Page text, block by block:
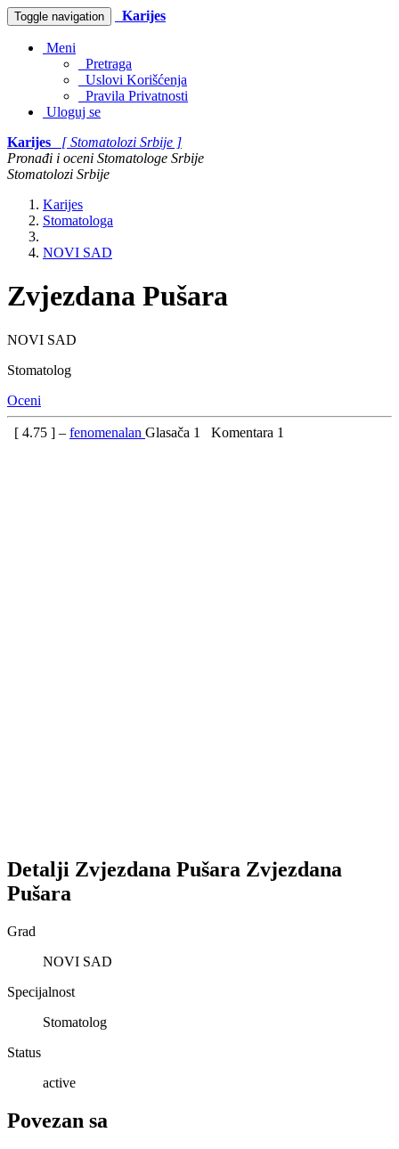
Toggle navigation Karijes
Meni
Pretraga
Uslovi Korišćenja
Pravila Privatnosti
Uloguj se
Karijes
[ Stomatolozi Srbije ]
Pronađi i oceni Stomatologe Srbije
Stomatolozi Srbije
Karijes
Stomatologa
NOVI SAD
Zvjezdana Pušara
NOVI SAD
Stomatolog
Oceni
[ 4.75 ] – fenomenalan Glasača 1 Komentara 1
Detalji Zvjezdana Pušara Zvjezdana
Pušara
Grad
NOVI SAD
Specijalnost
Stomatolog
Status
active
Povezan sa